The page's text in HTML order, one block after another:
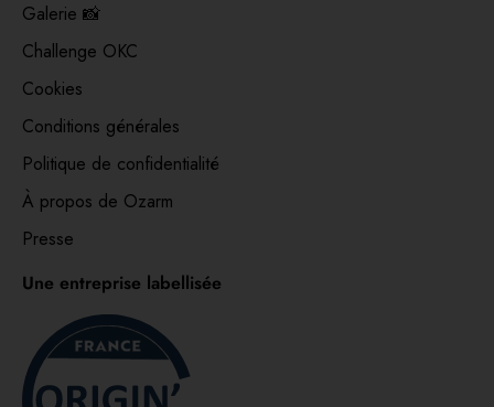
Galerie 📸
Challenge OKC
Cookies
Conditions générales
Politique de confidentialité
À propos de Ozarm
Presse
Une entreprise labellisée